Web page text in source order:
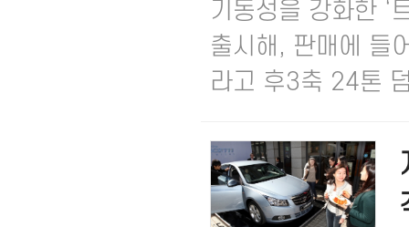
기동성을 강화한 ‘
출시해, 판매에 들
라고 후3축 24톤